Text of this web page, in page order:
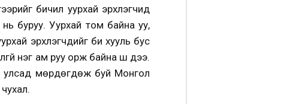
бичил уурхай эрхлэгчид
буруу. Уурхай том байна уу,
эрхлэгчдийг би хууль бус
нэг ам руу орж байна шүү дээ.
улсад мөрдөгдөж буй Монгол